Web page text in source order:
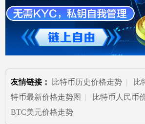
友情链接： 比特币历史价格走势 | 比
特币最新价格走势图
| 比特币人民币
BTC美元价格走势